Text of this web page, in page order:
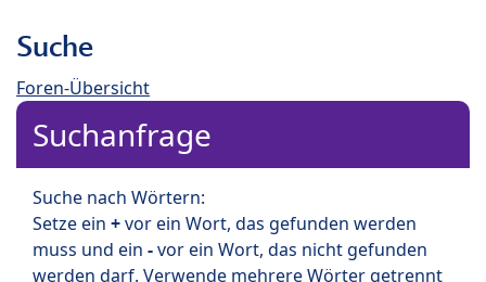
Suche
Foren-Übersicht
Suchanfrage
Suche nach Wörtern:
Setze ein +vor ein Wort, das gefunden werden
muss und ein -vor ein Wort, das nicht gefunden
werden darf. Verwende mehrere Wörter getrennt